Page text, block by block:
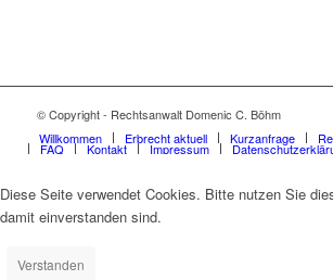
© Copyright - Rechtsanwalt Domenic C. Böhm
Willkommen
Erbrecht aktuell Kurzanfrage
FAQ Kontakt Impressum
Diese Seite verwendet Cookies. Bitte nutzen Sie
damit einverstanden sind.
Verstanden